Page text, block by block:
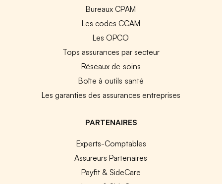
Bureaux CPAM
Les codes CCAM
Les OPCO
Tops assurances par secteur
Réseaux de soins
Boîte à outils santé
Les garanties des assurances entreprises
PARTENAIRES
Experts-Comptables
Assureurs Partenaires
Payfit & SideCare